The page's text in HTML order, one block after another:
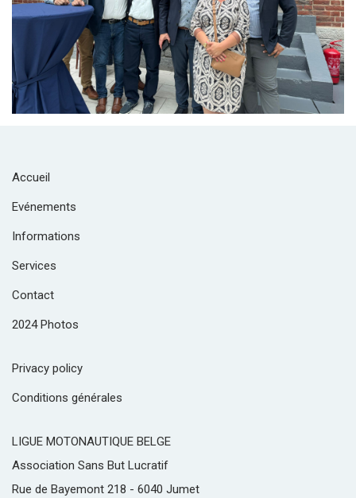
Accueil
Evénements
Informations
Services
Contact
2024 Photos
Privacy policy
Conditions générales
LIGUE MOTONAUTIQUE BELGE
Association Sans But Lucratif
Rue de Bayemont 218 - 6040 Jumet